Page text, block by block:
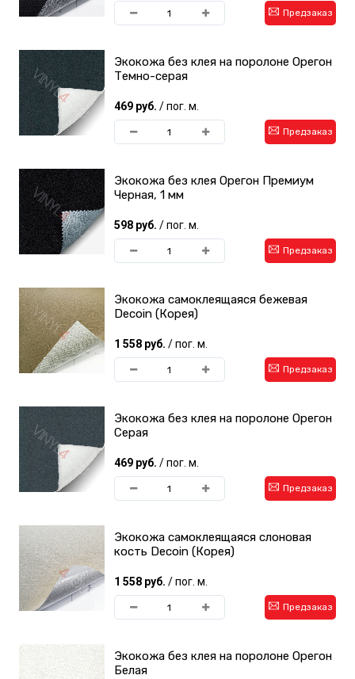
Предзаказ
Экокожа без клея на поролоне Орегон
Темно-серая
469 руб. / пог. м.
Предзаказ
Экокожа без клея Орегон Премиум
Черная, 1 мм
598 руб. / пог. м.
Предзаказ
Экокожа самоклеящаяся бежевая
Decoin (Корея)
1 558 руб. / пог. м.
Предзаказ
Экокожа без клея на поролоне Орегон
Серая
469 руб. / пог. м.
Предзаказ
Экокожа самоклеящаяся слоновая
кость Decoin (Корея)
1 558 руб. / пог. м.
Предзаказ
Экокожа без клея на поролоне Орегон
Белая